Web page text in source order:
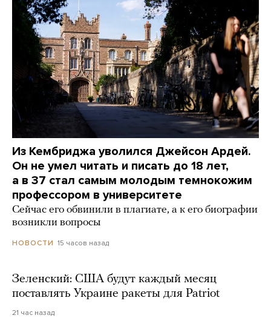
Из Кембриджа уволился Джейсон Ардей.
Он не умел читать и писать до 18 лет,
а в 37 стал самым молодым темнокожим
профессором в университете
Сейчас его обвинили в плагиате, а к его биографии
возникли вопросы
НОВОСТИ 15 часов назад
Зеленский: США будут каждый месяц
поставлять Украине ракеты для Patriot
21 час назад